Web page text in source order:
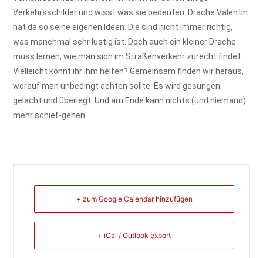
Verkehrsschilder und wisst was sie bedeuten. Drache Valentin
hat da so seine eigenen Ideen. Die sind nicht immer richtig,
was manchmal sehr lustig ist. Doch auch ein kleiner Drache
muss lernen, wie man sich im Straßenverkehr zurecht findet.
Vielleicht könnt ihr ihm helfen? Gemeinsam finden wir heraus,
worauf man unbedingt achten sollte. Es wird gesungen,
gelacht und überlegt. Und am Ende kann nichts (und niemand)
mehr schief-gehen.
+ zum Google Calendar hinzufügen
+ iCal / Outlook export